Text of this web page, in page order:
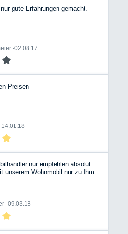
gute Erfahrungen gemacht.
-02.08.17
Preisen
14.01.18
nur empfehlen absolut
unserem Wohnmobil nur zu Ihm.
-09.03.18